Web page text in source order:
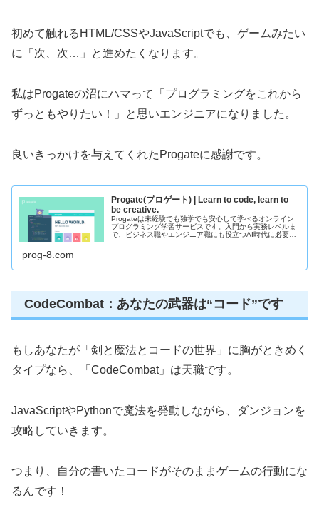
初めて触れるHTML/CSSやJavaScriptでも、ゲームみたい
に「次、次…」と進めたくなります。
私はProgateの沼にハマって「プログラミングをこれから
ずっともやりたい！」と思いエンジニアになりました。
良いきっかけを与えてくれたProgateに感謝です。
Progate(プロゲート) | Learn to code, learn to
be creative.
Progateは未経験でも独学でも安心して学べるオンライン
プログラミング学習サービスです。入門から実務レベルま
で、ビジネス職やエンジニア職にも役立つAI時代に必要な
prog-8.com
CodeCombat：あなたの武器は“コード”です
もしあなたが「剣と魔法とコードの世界」に胸がときめく
タイプなら、「CodeCombat」は天職です。
JavaScriptやPythonで魔法を発動しながら、ダンジョンを
攻略していきます。
つまり、自分の書いたコードがそのままゲームの行動にな
るんです！